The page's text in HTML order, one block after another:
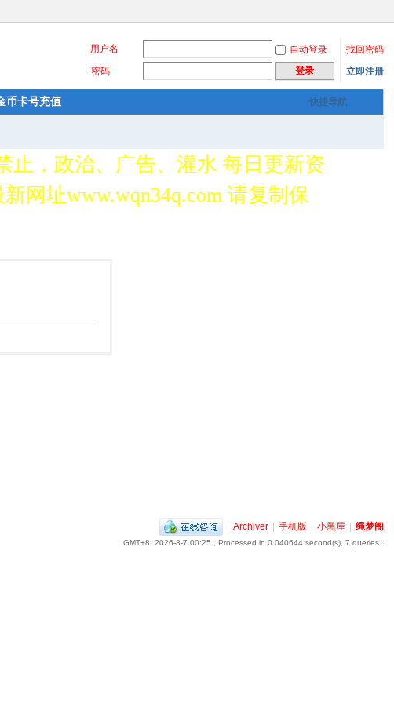
用户名 自动登录
找回密码
密码
登录 立即注册
快捷导航
币卡号充值
止，政治、广告、灌水 每日更新资
网址www.wqn34q.com 请复制保
| Archiver | 手机版 | 小黑屋 | 绳梦阁
GMT+8, 2026-8-7 00:25 , Processed in 0.040644 second(s), 7 queries .